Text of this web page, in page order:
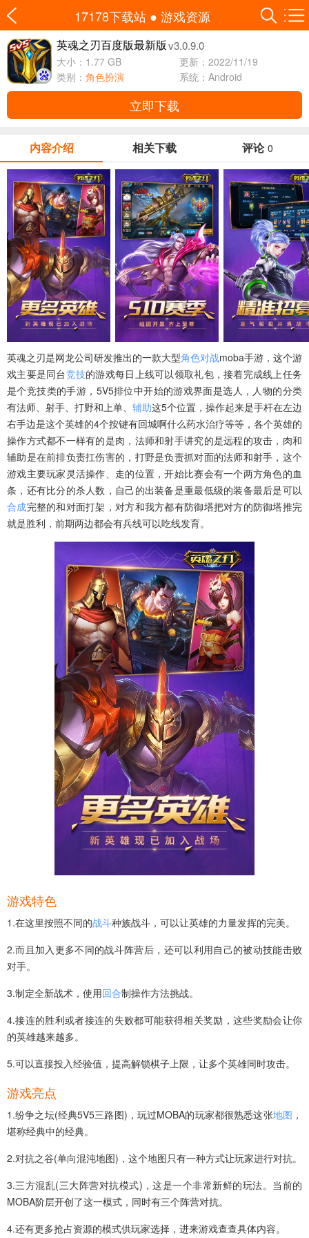
17178下载站 ● 游戏资源
英魂之刃百度版最新版 v3.0.9.0
大小：1.77 GB
更新：2022/11/19
类别： 角色扮演 系统：Android
立即下载
内容介绍 相关下载 评论 0
英魂之刃是网龙公司研发推出的一款大型角色对战moba手游，这个游
戏主要是同台竞技的游戏每日上线可以领取礼包，接着完成线上任务
是个竞技类的手游，5V5排位中开始的游戏界面是选人，人物的分类
有法师、射手、打野和上单、 辅助这5个位置，操作起来是手杆在左边
右手边是这个英雄的4个按键有回城啊什么药水治疗等等，各个英雄的
操作方式都不一样有的是肉，法师和射手讲究的是远程的攻击，肉和
辅助是在前排负责扛伤害的，打野是负责抓对面的法师和射手，这个
游戏主要玩家灵活操作、走的位置，开始比赛会有一个两方角色的血
条，还有比分的杀人数，自己的出装备是重最低级的装备最后是可以
合成完整的和对面打架，对方和我方都有防御塔把对方的防御塔推完
就是胜利，前期两边都会有兵线可以吃线发育。
游戏特色
1.在这里按照不同的战斗种族战斗，可以让英雄的力量发挥的完美。
2.而且加入更多不同的战斗阵营后，还可以利用自己的被动技能击败
对手。
3.制定全新战术，使用回合制操作方法挑战。
4.接连的胜利或者接连的失败都可能获得相关奖励，这些奖励会让你
的英雄越来越多。
5.可以直接投入经验值，提高解锁棋子上限，让多个英雄同时攻击。
游戏亮点
1.纷争之坛(经典5V5三路图)，玩过MOBA的玩家都很熟悉这张地图 ，
堪称经典中的经典。
2.对抗之谷(单向混沌地图)，这个地图只有一种方式让玩家进行对抗。
3.三方混乱(三大阵营对抗模式)，这是一个非常新鲜的玩法。当前的
MOBA阶层开创了这一模式，同时有三个阵营对抗。
4.还有更多抢占资源的模式供玩家选择，进来游戏查查具体内容。